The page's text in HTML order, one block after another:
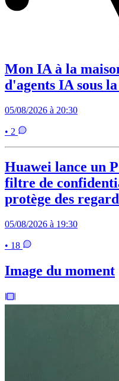
Mon IA à la
d'agents IA sous
05/08/2026 à 20:30
• 2
Huawei lance un
filtre de
protège des
05/08/2026 à 19:30
• 18
Image du moment